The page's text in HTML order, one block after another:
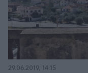
29.06.2019, 14:15